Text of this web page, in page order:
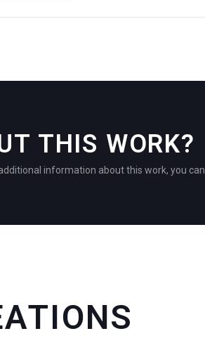
THIS WORK?
information about this work, you can